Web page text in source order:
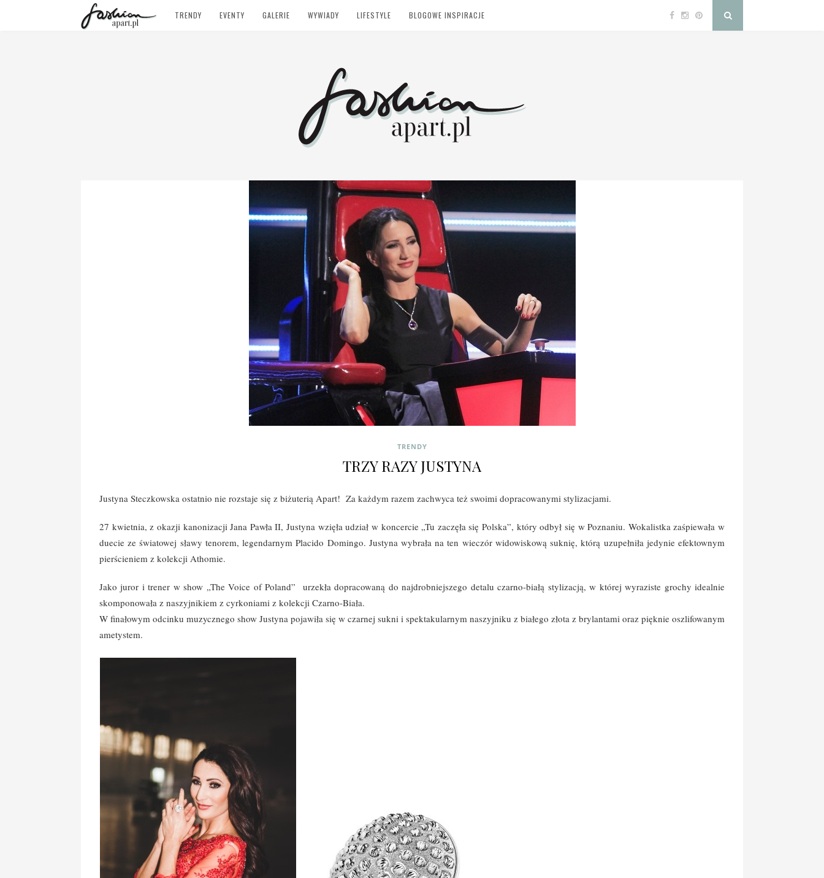
TRENDY EVENTY GALERIE WYWIADY LIFESTYLE BLOGOWE INSPIRACJE
TRENDY
TRZY RAZY JUSTYNA
Justyna Steczkowska ostatnio nie rozstaje się z biżuterią Apart! Za każdym razem zachwyca też swoimi dopracowanymi stylizacjami.
27 kwietnia, z okazji kanonizacji Jana Pawła II, Justyna wzięła udział w koncercie „Tu zaczęła się Polska”, który odbył się w Poznaniu. Wokalistka zaśpiewała w
duecie ze światowej sławy tenorem, legendarnym Placido Domingo. Justyna wybrała na ten wieczór widowiskową suknię, którą uzupełniła jedynie efektownym
pierścieniem z kolekcji Athomie.
Jako juror i trener w show „The Voice of Poland” urzekła dopracowaną do najdrobniejszego detalu czarno-białą stylizacją, w której wyraziste grochy idealnie
skomponowała z naszyjnikiem z cyrkoniami z kolekcji Czarno-Biała.
W finałowym odcinku muzycznego show Justyna pojawiła się w czarnej sukni i spektakularnym naszyjniku z białego złota z brylantami oraz pięknie oszlifowanym
ametystem.